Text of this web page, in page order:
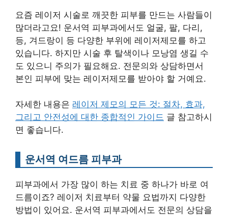
요즘 레이저 시술로 깨끗한 피부를 만드는 사람들이
많더라고요! 운서역 피부과에서도 얼굴, 팔, 다리,
등, 겨드랑이 등 다양한 부위에 레이저제모를 하고
있습니다. 하지만 시술 후 탈색이나 모낭염 생길 수
도 있으니 주의가 필요해요. 전문의와 상담하면서
본인 피부에 맞는 레이저제모를 받아야 할 거예요.
자세한 내용은 레이저 제모의 모든 것: 절차, 효과,
그리고 안전성에 대한 종합적인 가이드 글 참고하시
면 좋습니다.
운서역 여드름 피부과
피부과에서 가장 많이 하는 치료 중 하나가 바로 여
드름이죠? 레이저 치료부터 약물 요법까지 다양한
방법이 있어요. 운서역 피부과에서도 전문의 상담을